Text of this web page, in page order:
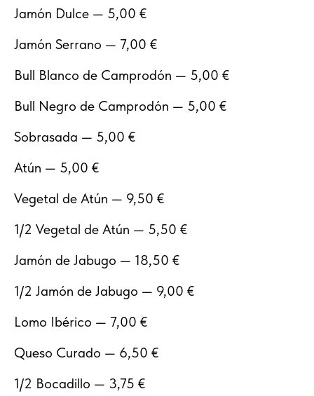
Jamón Dulce — 5,00 €
Jamón Serrano — 7,00 €
Bull Blanco de Camprodón — 5,00 €
Bull Negro de Camprodón — 5,00 €
Sobrasada — 5,00 €
Atún — 5,00 €
Vegetal de Atún — 9,50 €
1/2 Vegetal de Atún — 5,50 €
Jamón de Jabugo — 18,50 €
1/2 Jamón de Jabugo — 9,00 €
Lomo Ibérico — 7,00 €
Queso Curado — 6,50 €
1/2 Bocadillo — 3,75 €